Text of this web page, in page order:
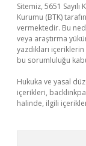
Sitemiz, 5651
Kurumu (BTK)
vermektedir. Bu
veya araştırma
yazdıkları
bu sorumluluğu
Hukuka ve yasal
içerikleri,
halinde, ilgili